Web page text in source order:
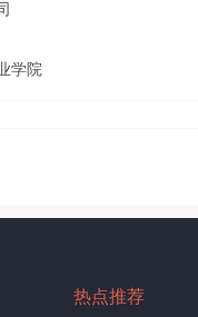
学院
热点推荐